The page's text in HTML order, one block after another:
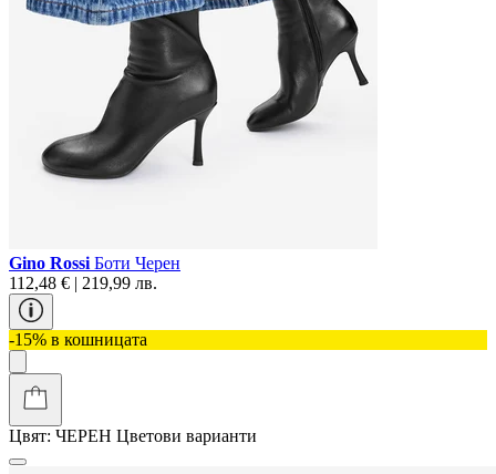
Gino Rossi Боти Черен
112,48 € | 219,99 лв.
-15% в кошницата
Цвят: ЧЕРЕН Цветови варианти